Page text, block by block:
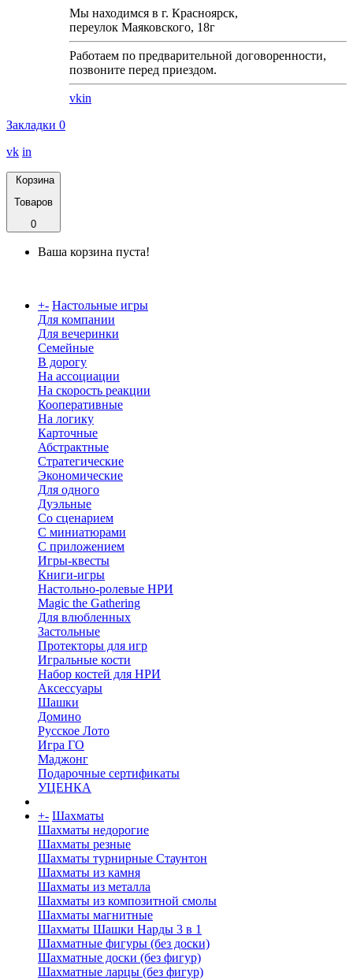
Мы находимся в г. Красноярск,
переулок Маяковского, 18г
Работаем по предварительной договоренности,
позвоните перед приездом.
vkin
Закладки 0
vk in
Корзина
Товаров
0
Ваша корзина пуста!
+- Настольные игры
Для компании
Для вечеринки
Семейные
В дорогу
На ассоциации
На скорость реакции
Кооперативные
На логику
Карточные
Абстрактные
Стратегические
Экономические
Для одного
Дуэльные
Со сценарием
С миниатюрами
С приложением
Игры-квесты
Книги-игры
Настольно-ролевые НРИ
Magic the Gathering
Для влюбленных
Застольные
Протекторы для игр
Игральные кости
Набор костей для НРИ
Аксессуары
Шашки
Домино
Русское Лото
Игра ГО
Маджонг
Подарочные сертификаты
УЦЕНКА
+- Шахматы
Шахматы недорогие
Шахматы резные
Шахматы турнирные Стаунтон
Шахматы из камня
Шахматы из металла
Шахматы из композитной смолы
Шахматы магнитные
Шахматы Шашки Нарды 3 в 1
Шахматные фигуры (без доски)
Шахматные доски (без фигур)
Шахматные ларцы (без фигур)